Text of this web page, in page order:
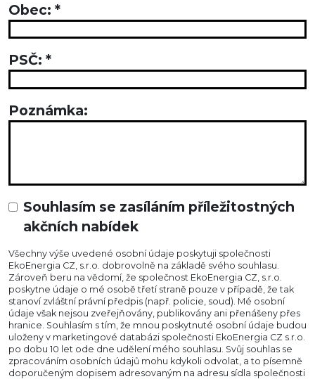
Obec: *
PSČ: *
Poznámka:
Souhlasím se zasíláním příležitostných
akčních nabídek
Všechny výše uvedené osobní údaje poskytuji společnosti
EkoEnergia CZ, s.r.o. dobrovolně na základě svého souhlasu.
Zároveň beru na vědomí, že společnost EkoEnergia CZ, s.r.o.
poskytne údaje o mé osobě třetí straně pouze v případě, že tak
stanoví zvláštní právní předpis (např. policie, soud). Mé osobní
údaje však nejsou zveřejňovány, publikovány ani přenášeny přes
hranice. Souhlasím s tím, že mnou poskytnuté osobní údaje budou
uloženy v marketingové databázi společnosti EkoEnergia CZ s.r.o.
po dobu 10 let ode dne udělení mého souhlasu. Svůj souhlas se
zpracováním osobních údajů mohu kdykoli odvolat, a to písemně
doporučeným dopisem adresovaným na adresu sídla společnosti